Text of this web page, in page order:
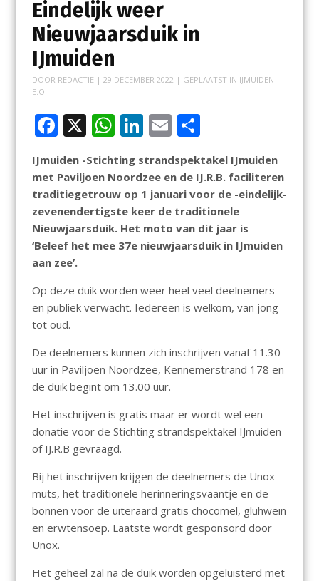
Eindelijk weer
Nieuwjaarsduik in
IJmuiden
DOOR REDACTIE | 29 DECEMBER 2022 | GEPLAATST IN IJMUIDEN
E.O.
F
ac
e
b
o
o
k
X W
h
at
s
A
p
Li
k
e
dI
n
E
m
ai
l
D
el
e
n
IJmuiden -Stichting strandspektakel IJmuiden
met Paviljoen Noordzee en de IJ.R.B. faciliteren
traditiegetrouw op 1 januari voor de -eindelijk-
zevenendertigste keer de traditionele
Nieuwjaarsduik. Het moto van dit jaar is
‘Beleef het mee 37e nieuwjaarsduik in IJmuiden
aan zee’.
Op deze duik worden weer heel veel deelnemers
en publiek verwacht. Iedereen is welkom, van jong
tot oud.
De deelnemers kunnen zich inschrijven vanaf 11.30
uur in Paviljoen Noordzee, Kennemerstrand 178 en
de duik begint om 13.00 uur.
Het inschrijven is gratis maar er wordt wel een
donatie voor de Stichting strandspektakel IJmuiden
of IJ.R.B gevraagd.
Bij het inschrijven krijgen de deelnemers de Unox
muts, het traditionele herinneringsvaantje en de
bonnen voor de uiteraard gratis chocomel, glühwein
en erwtensoep. Laatste wordt gesponsord door
Unox.
Het geheel zal na de duik worden opgeluisterd met